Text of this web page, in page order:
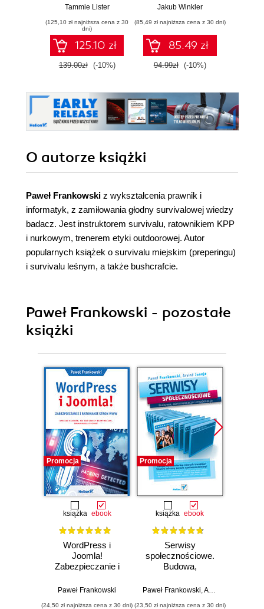
Themes. Explore
with step-by-step
guidance, practical
examples, and tips
Tammie Lister
(125,10 zł najniższa cena z 30
dni)
125.10 zł
139.00zł (-10%)
centric e-
with tailored theme
design and
enhanced
interactivity
Jakub Winkler
(85,49 zł najniższa cena z 30 dni)
85.49 zł
94.99zł (-10%)
O autorze książki
Paweł Frankowski z wykształcenia prawnik i
informatyk, z zamiłowania głodny survivalowej wiedzy
badacz. Jest instruktorem survivalu, ratownikiem KPP
i nurkowym, trenerem etyki outdoorowej. Autor
popularnych książek o survivalu miejskim (preperingu)
i survivalu leśnym, a także bushcrafcie.
Paweł Frankowski - pozostałe
książki
Promocja
książka ebook
WordPress i
Joomla!
Zabezpieczanie i
WWW
Paweł Frankowski
(24,50 zł najniższa cena z 30 dni)
Promocja
książka ebook
Serwisy
społecznościowe.
Budowa,
moderacja
Paweł Frankowski Arvind Juneja
(23,50 zł najniższa cena z 30 dni)